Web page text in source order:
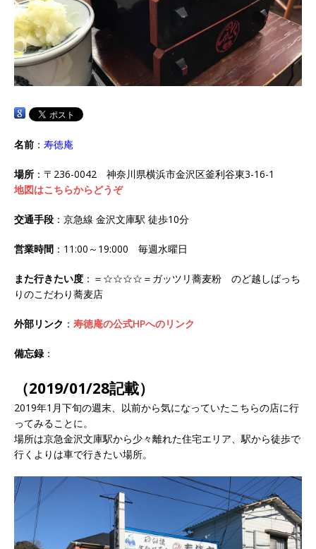
名前 ： 寿徳庵
場所 ：〒236-0042 神奈川県横浜市金沢区釜利谷東3-16-1
地図はこちらからどうぞ
交通手段 ：京急線 金沢文庫駅 徒歩10分
営業時間 ：11:00～19:000 毎週水曜日
また行きたい度 ：＝☆☆☆☆＝ガッツリ蕎麦粉 のど越しばっち
りのこだわり蕎麦店
外部リンク ： 寿徳庵の公式HPへのリンク
備忘録 ：
（2019/01/28記載）
2019年1月下旬の週末、以前から気になっていたこちらの店に行
ってみることに。
場所は京急金沢文庫駅から少々離れた住宅エリア、駅から徒歩で
行くよりは車で行きたい場所。